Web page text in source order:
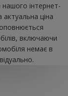
інтернет-
ціна
включаючи
немає в